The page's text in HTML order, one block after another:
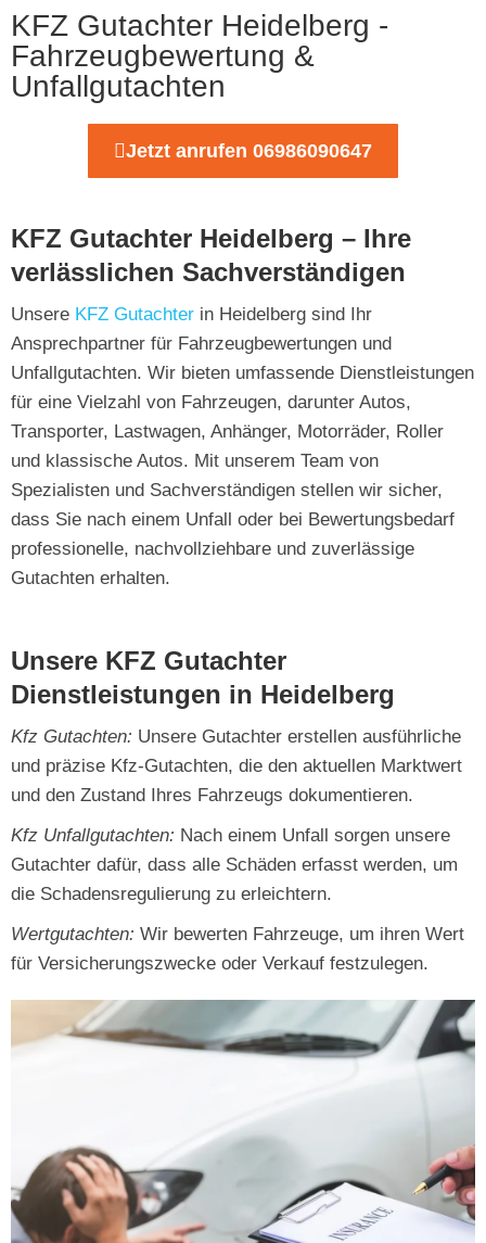
KFZ Gutachter Heidelberg -
Fahrzeugbewertung &
Unfallgutachten
Jetzt anrufen 06986090647
KFZ Gutachter Heidelberg – Ihre
verlässlichen Sachverständigen
Unsere KFZ Gutachter in Heidelberg sind Ihr
Ansprechpartner für Fahrzeugbewertungen und
Unfallgutachten. Wir bieten umfassende Dienstleistungen
für eine Vielzahl von Fahrzeugen, darunter Autos,
Transporter, Lastwagen, Anhänger, Motorräder, Roller
und klassische Autos. Mit unserem Team von
Spezialisten und Sachverständigen stellen wir sicher,
dass Sie nach einem Unfall oder bei Bewertungsbedarf
professionelle, nachvollziehbare und zuverlässige
Gutachten erhalten.
Unsere KFZ Gutachter
Dienstleistungen in Heidelberg
Kfz Gutachten: Unsere Gutachter erstellen ausführliche
und präzise Kfz-Gutachten, die den aktuellen Marktwert
und den Zustand Ihres Fahrzeugs dokumentieren.
Kfz Unfallgutachten: Nach einem Unfall sorgen unsere
Gutachter dafür, dass alle Schäden erfasst werden, um
die Schadensregulierung zu erleichtern.
Wertgutachten: Wir bewerten Fahrzeuge, um ihren Wert
für Versicherungszwecke oder Verkauf festzulegen.